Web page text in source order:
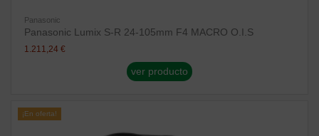
Panasonic
Panasonic Lumix S-R 24-105mm F4 MACRO O.I.S
1.211,24 €
ver producto
¡En oferta!